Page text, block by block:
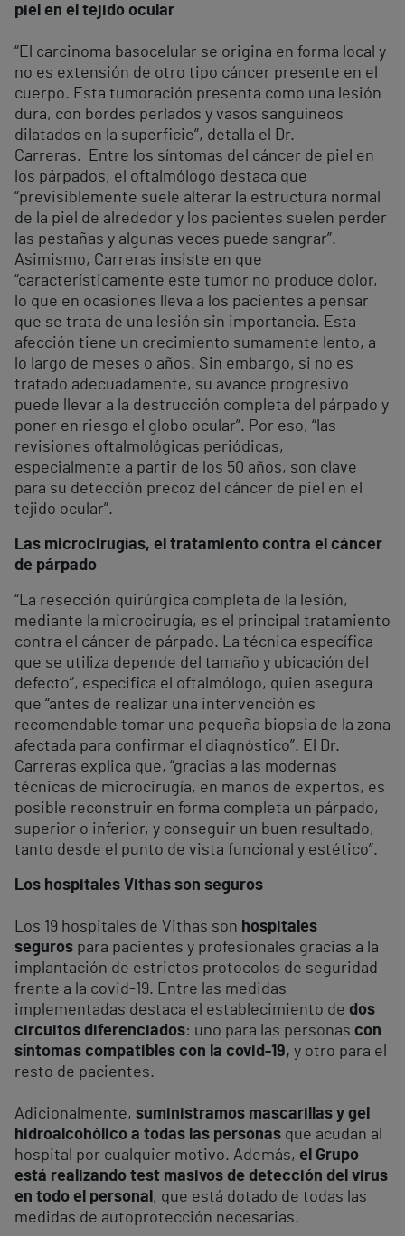
piel en el tejido ocular
“El carcinoma basocelular se origina en forma local y
no es extensión de otro tipo cáncer presente en el
cuerpo. Esta tumoración presenta como una lesión
dura, con bordes perlados y vasos sanguíneos
dilatados en la superficie”, detalla el Dr.
Carreras. Entre los síntomas del cáncer de piel en
los párpados, el oftalmólogo destaca que
“previsiblemente suele alterar la estructura normal
de la piel de alrededor y los pacientes suelen perder
las pestañas y algunas veces puede sangrar”.
Asimismo, Carreras insiste en que
“característicamente este tumor no produce dolor,
lo que en ocasiones lleva a los pacientes a pensar
que se trata de una lesión sin importancia. Esta
afección tiene un crecimiento sumamente lento, a
lo largo de meses o años. Sin embargo, si no es
tratado adecuadamente, su avance progresivo
puede llevar a la destrucción completa del párpado y
poner en riesgo el globo ocular”. Por eso, “las
revisiones oftalmológicas periódicas,
especialmente a partir de los 50 años, son clave
para su detección precoz del cáncer de piel en el
tejido ocular”.
Las microcirugías, el tratamiento contra el cáncer
de párpado
“La resección quirúrgica completa de la lesión,
mediante la microcirugía, es el principal tratamiento
contra el cáncer de párpado. La técnica específica
que se utiliza depende del tamaño y ubicación del
defecto”, especifica el oftalmólogo, quien asegura
que “antes de realizar una intervención es
recomendable tomar una pequeña biopsia de la zona
afectada para confirmar el diagnóstico”. El Dr.
Carreras explica que, “gracias a las modernas
técnicas de microcirugía, en manos de expertos, es
posible reconstruir en forma completa un párpado,
superior o inferior, y conseguir un buen resultado,
tanto desde el punto de vista funcional y estético”.
Los hospitales Vithas son seguros
Los 19 hospitales de Vithas son hospitales
seguros para pacientes y profesionales gracias a la
implantación de estrictos protocolos de seguridad
frente a la covid-19. Entre las medidas
implementadas destaca el establecimiento de dos
circuitos diferenciados: uno para las personas con
síntomas compatibles con la covid-19, y otro para el
resto de pacientes.
Adicionalmente, suministramos mascarillas y gel
hidroalcohólico a todas las personas que acudan al
hospital por cualquier motivo. Además, el Grupo
está realizando test masivos de detección del virus
en todo el personal , que está dotado de todas las
medidas de autoprotección necesarias.